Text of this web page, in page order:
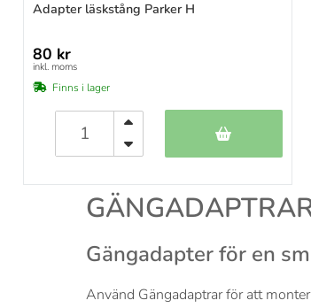
Adapter läskstång Parker H
80 kr
inkl. moms
Finns i lager
Gängadapter för en
Använd Gängadaptrar för att